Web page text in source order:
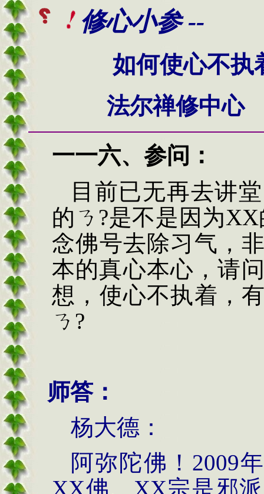
修心小参 --
如何使心不执
法尔禅修中心
一一六、 参问 ：
目前已无再去讲
的ㄋ ?是不是因为XX
念佛号去除习气，
本的真心本心，请
想，使心不执着，
ㄋ ?
师答：
杨大德：
阿弥陀佛！ 2009
XX佛、 XX宗是邪